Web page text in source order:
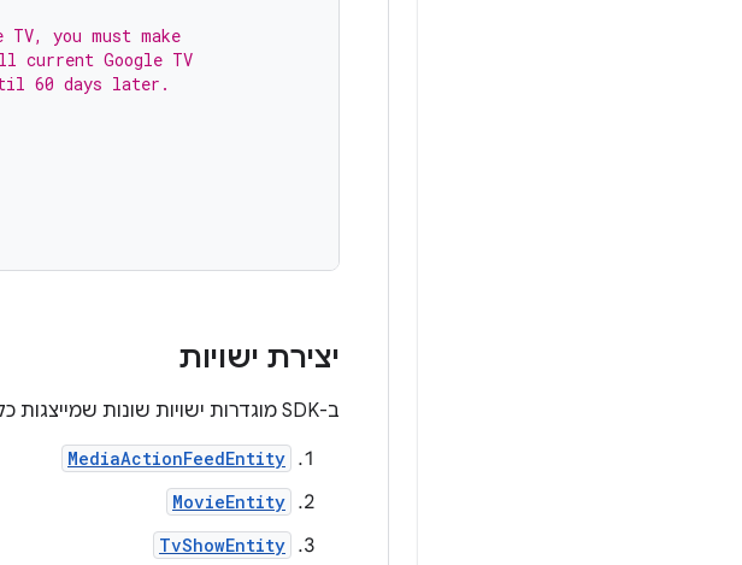
you must make
current Google TV
60 days later.
יצירת ישויות
ב-SDK מוגדרות ישויות שונות שמייצגות כל סוג פריט. הישויות הבאות נתמכות באשכול ההמלצות:
MediaActionFeedEntity
MovieEntity
TvShowEntity